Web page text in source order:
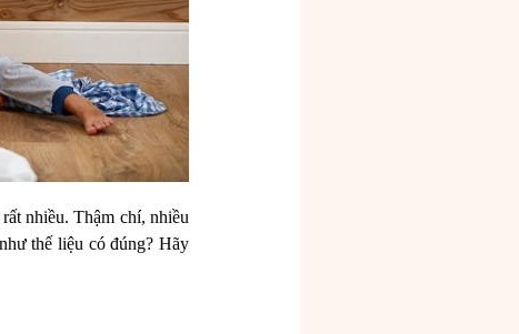
nhiều. Thậm chí, nhiều
thế liệu có đúng? Hãy